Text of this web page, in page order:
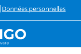
Données personnelles